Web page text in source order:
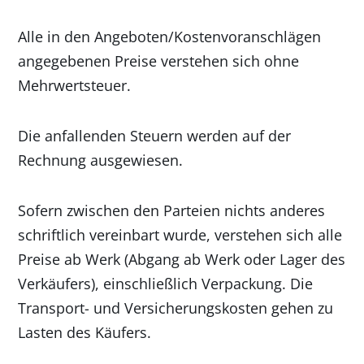
Alle in den Angeboten/Kostenvoranschlägen
angegebenen Preise verstehen sich ohne
Mehrwertsteuer.
Die anfallenden Steuern werden auf der
Rechnung ausgewiesen.
Sofern zwischen den Parteien nichts anderes
schriftlich vereinbart wurde, verstehen sich alle
Preise ab Werk (Abgang ab Werk oder Lager des
Verkäufers), einschließlich Verpackung. Die
Transport- und Versicherungskosten gehen zu
Lasten des Käufers.